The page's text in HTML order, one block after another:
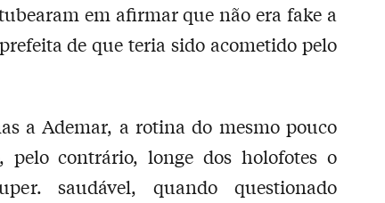
em afirmar que não era fake a
de que teria sido acometido pelo
a Ademar, a rotina do mesmo pouco
pelo contrário, longe dos holofotes o
saudável, quando questionado